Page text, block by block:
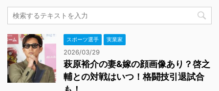
スポーツ選手 実業家
2026/03/29
萩原裕介の妻&嫁の顔画像あり？啓之
輔との対戦はいつ！格闘技引退試合